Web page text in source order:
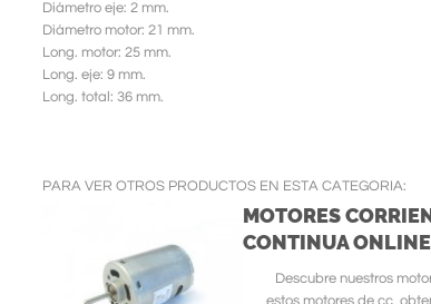
Diámetro eje: 2 mm.
Diámetro motor: 21 mm.
Long. motor: 25 mm.
Long. eje: 9 mm.
Long. total: 36 mm.
PARA VER OTROS PRODUCTOS EN ESTA CATEGORIA:
MOTORES
CONTINUA
Descubre nuestros
estos motores de cc,